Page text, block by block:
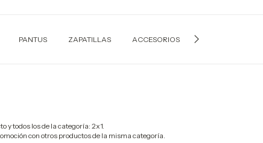
PANTUS ZAPATILLAS ACCESORIOS
y todos los de la categoría: 2x1.
con otros productos de la misma categoría.